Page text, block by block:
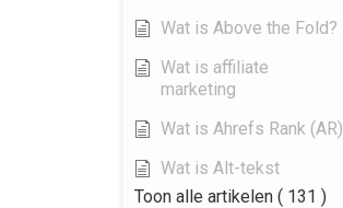
Wat is Above the Fold?
Wat is affiliate
marketing
Wat is Ahrefs Rank (AR)
Wat is Alt-tekst
Toon alle artikelen ( 131 )